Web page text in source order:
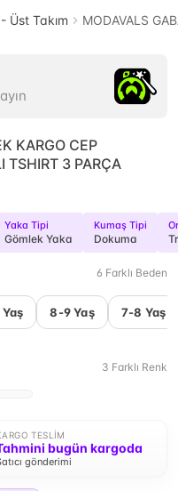
Üst Takım MODAVALS
KARGO CEP
TSHIRT 3 PARÇA
Yaka Tipi
Gömlek Yaka
Kumaş Tipi
Dokuma
6 Farklı Beden
8-9 Yaş 7-8 Yaş
3 Farklı Renk
TESLIM
bugün kargoda
gönderimi